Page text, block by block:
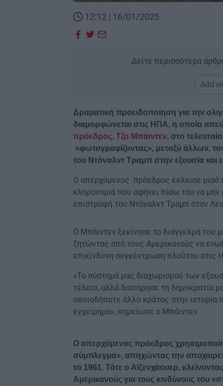
12:12 | 16/01/2025
Δείτε περισσότερα
Add
Δραματική προειδοποίηση για την
διαμορφώνεται στις ΗΠΑ, η οποία
πρόεδρος, Τζο Μπάιντεν, στο
«φωτογραφίζοντας», μεταξύ άλλων,
του Ντόναλντ Τραμπ στην εξουσία και
Ο απερχόμενος πρόεδρος έκλεισε μισό
κληρονομιά που αφήνει πίσω του να μην
επιστροφή του Ντόναλντ Τραμπ στον
Ο Μπάιντεν ξεκίνησε το διάγγελμά του
ζητώντας από τους Αμερικανούς να
επικίνδυνη συγκέντρωση πλούτου στις
«Το σύστημά μας διαχωρισμού των
τέλειο, αλλά διατήρησε τη δημοκρατία
οποιοδήποτε άλλο κράτος στην
εγχείρημα», σημείωσε ο Μπάιντεν.
Ο απερχόμενος πρόεδρος
σύμπλεγμα», απηχώντας την
το 1961. Τότε ο Αϊζενχάουερ,
Αμερικανούς για τους κινδύνους του